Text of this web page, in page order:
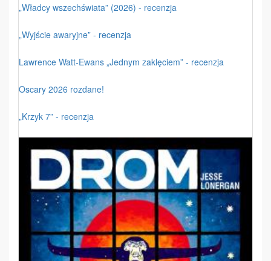
„Władcy wszechświata” (2026) - recenzja
„Wyjście awaryjne” - recenzja
Lawrence Watt-Ewans „Jednym zaklęciem” - recenzja
Oscary 2026 rozdane!
„Krzyk 7” - recenzja